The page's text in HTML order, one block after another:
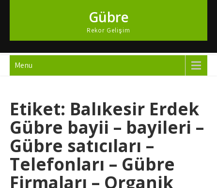
Gübre
Rekor Gelişim
Menu
Etiket: Balıkesir Erdek
Gübre bayii – bayileri –
Gübre satıcıları –
Telefonları – Gübre
Firmaları – Organik